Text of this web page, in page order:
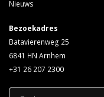
Nieuws
Bezoekadres
Batavierenweg 25
6841 HN Arnhem
+31 26 207 2300